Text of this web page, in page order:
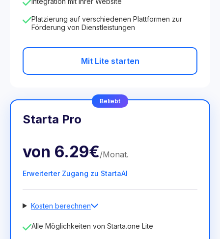
Platzierung auf verschiedenen Plattformen zur
Förderung von Dienstleistungen
Mit Lite starten
Beliebt
Starta Pro
von 6.29€/Monat.
Erweiterter Zugang zu StartaAI
Kosten berechnen
Anzahl der Mitarbeiter
Alle Möglichkeiten von Starta.one Lite